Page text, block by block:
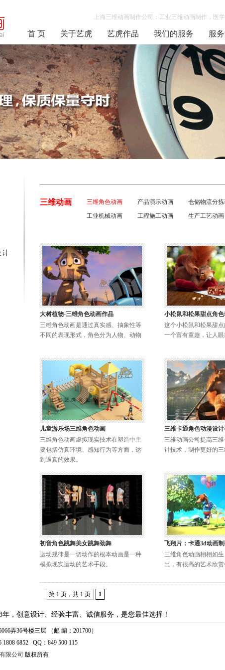
上海三维动画制作公司：工业三维动画制作，医
首 页 关于艺虎 艺虎作品 我们的服务 服
三维动画 三维角色动画 产品演示动画 仓储物流分
工业机械动画
工程施工动画 生产工艺动画
大树植物-三维角色动画作品
三维角色动画是通过真实感、抽象性等
不同的表现形式，角色分为人物、动物
小松鼠和松果甜点角
这个小松鼠和松果甜
一个富有童趣，让人
儿童游乐场三维角色动画
三维角色动画虚拟现实技术在塑造中主
要包括仿真环境、感知行为等方面，达
到逼真的效果。
三维卡通角色动漫设
三维动画公司提高三
计技术，制作更好的三
初音角色跳舞美女跳舞劲舞
运动规律是一切动作的根本动画是一种
模拟现实运动的艺术手段。
飞翔片：卡通3d动画
三维角色动画栩栩如
出，有很高的艺术欣赏
第 1 页，共 1 页 1
计
，创意设计、经验丰富、诚信服务，是您最佳选择！
弄36号楼三层 （邮 编：201700）
1808 6852 QQ：849 500 115
限公司 版权所有